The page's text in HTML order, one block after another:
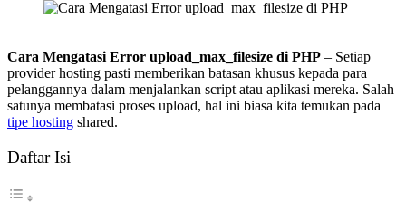
Cara Mengatasi Error upload_max_filesize di PHP – Setiap
provider hosting pasti memberikan batasan khusus kepada para
pelanggannya dalam menjalankan script atau aplikasi mereka. Salah
satunya membatasi proses upload, hal ini biasa kita temukan pada
tipe hosting shared.
Daftar Isi